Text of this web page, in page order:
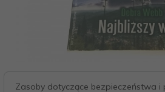
Zasoby dotyczące bezpieczeństwa